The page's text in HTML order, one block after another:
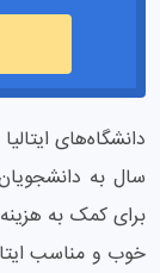
دانشگاه‌های
سال به
برای کمک به
خوب و مناسب